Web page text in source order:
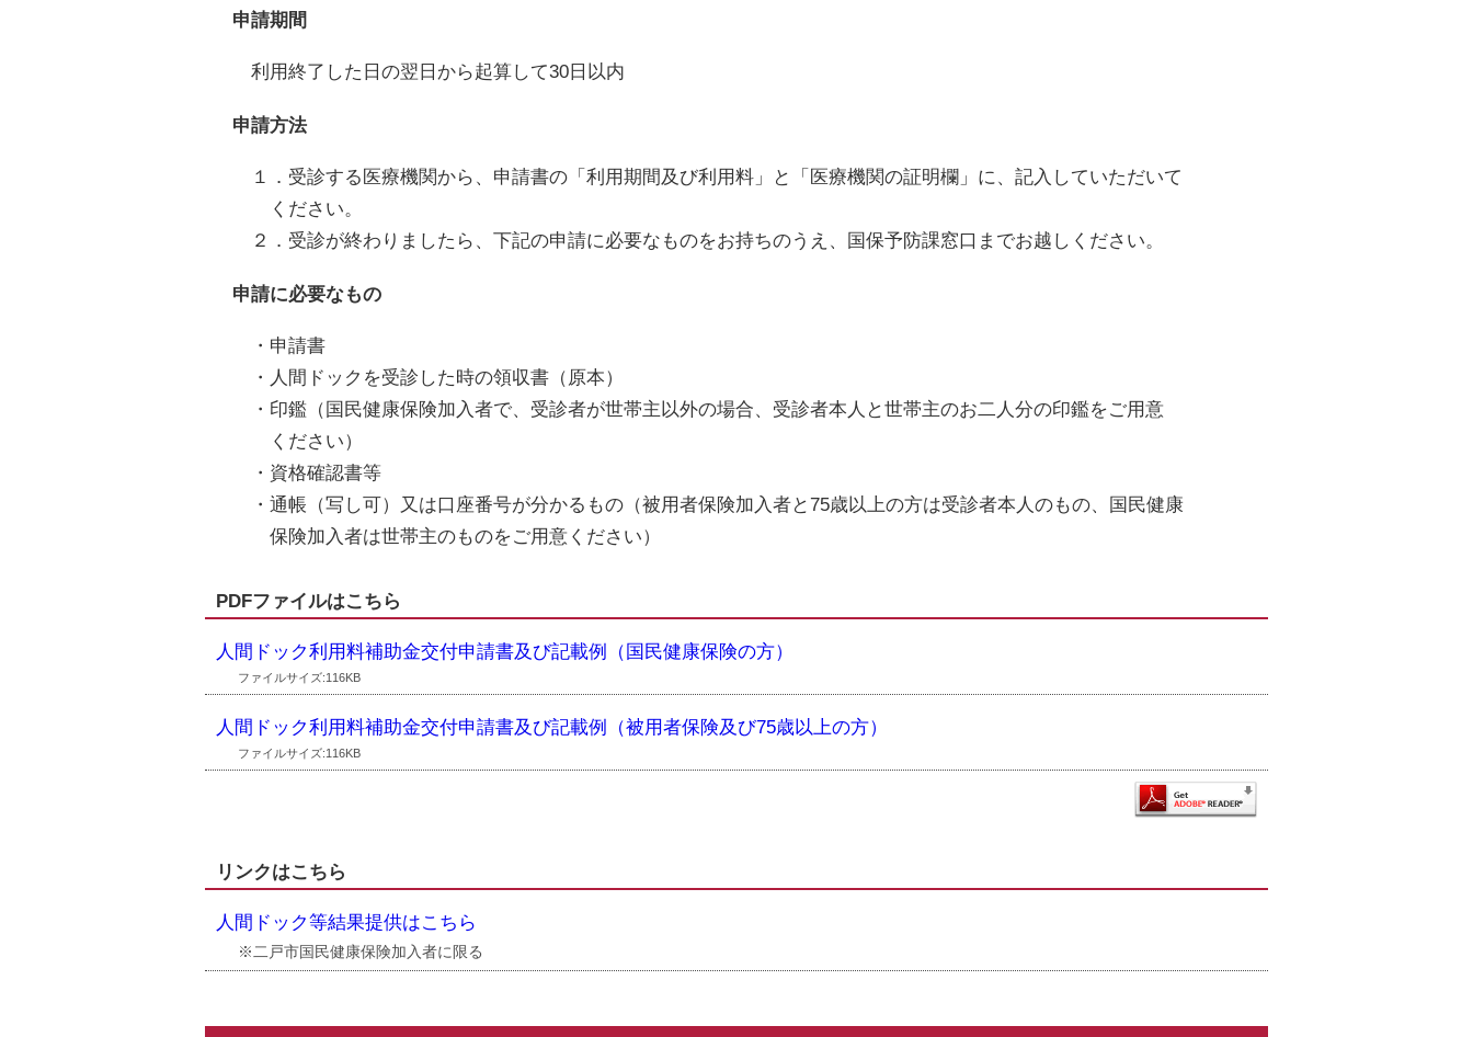
申請期間
利用終了した日の翌日から起算して30日以内
申請方法
１．受診する医療機関から、申請書の「利用期間及び利用料」と「医療機関の証明欄」に、記入していただいて
ください。
２．受診が終わりましたら、下記の申請に必要なものをお持ちのうえ、国保予防課窓口までお越しください。
申請に必要なもの
・申請書
・人間ドックを受診した時の領収書（原本）
・印鑑（国民健康保険加入者で、受診者が世帯主以外の場合、受診者本人と世帯主のお二人分の印鑑をご用意
ください）
・資格確認書等
・通帳（写し可）又は口座番号が分かるもの（被用者保険加入者と75歳以上の方は受診者本人のもの、国民健康
保険加入者は世帯主のものをご用意ください）
PDFファイルはこちら
人間ドック利用料補助金交付申請書及び記載例（国民健康保険の方）
ファイルサイズ:116KB
人間ドック利用料補助金交付申請書及び記載例（被用者保険及び75歳以上の方）
ファイルサイズ:116KB
リンクはこちら
人間ドック等結果提供はこちら
※二戸市国民健康保険加入者に限る